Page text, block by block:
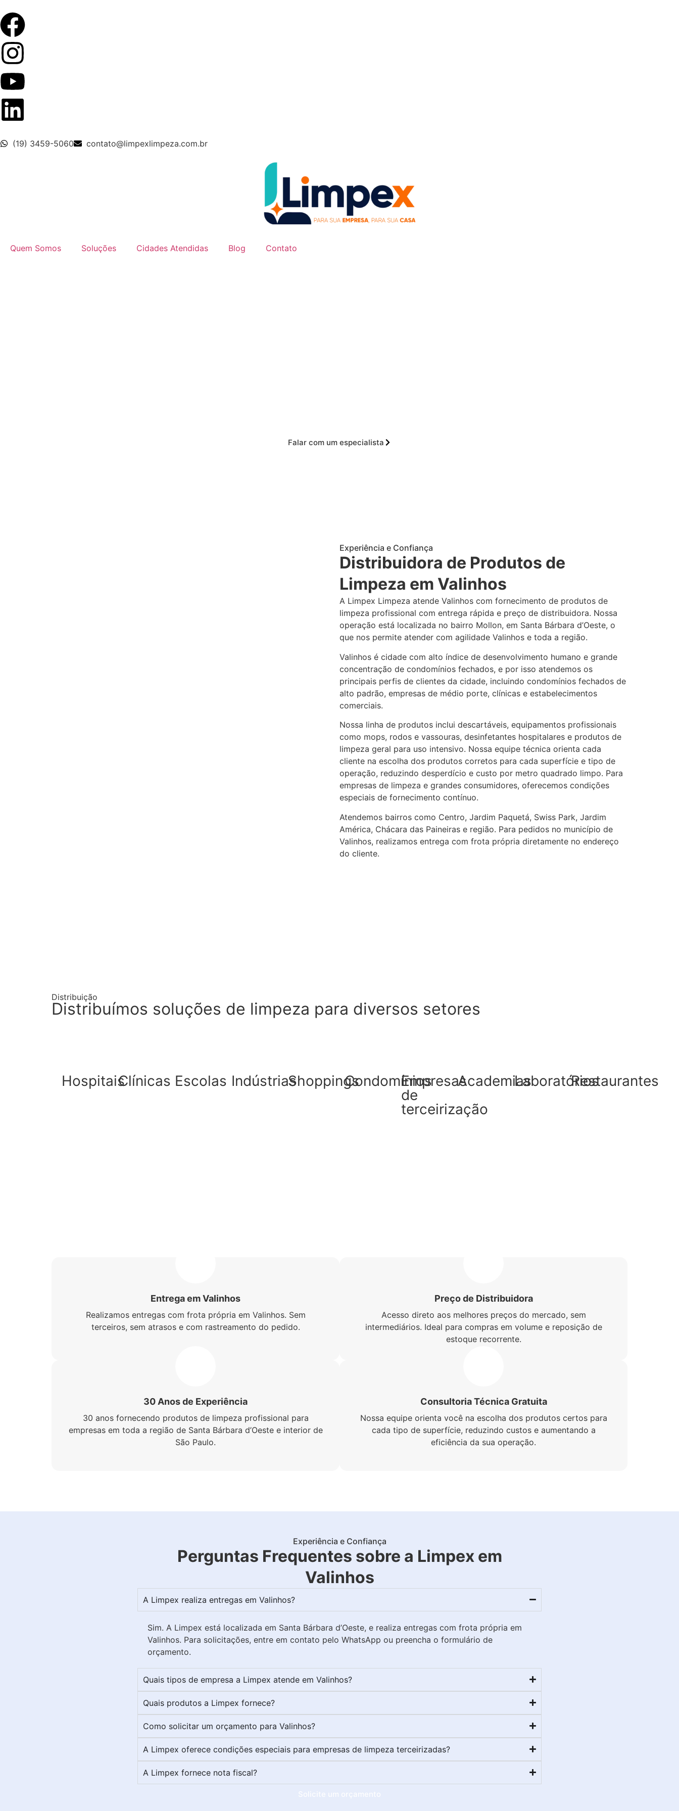
(19) 3459-5060 contato@limpexlimpeza.com.br
Quem Somos Soluções Cidades Atendidas Blog Contato
Falar com um especialista
Experiência e Confiança
Distribuidora de Produtos de
Limpeza em Valinhos
A Limpex Limpeza atende Valinhos com fornecimento de produtos de
limpeza profissional com entrega rápida e preço de distribuidora. Nossa
operação está localizada no bairro Mollon, em Santa Bárbara d’Oeste, o
que nos permite atender com agilidade Valinhos e toda a região.
Valinhos é cidade com alto índice de desenvolvimento humano e grande
concentração de condomínios fechados, e por isso atendemos os
principais perfis de clientes da cidade, incluindo condomínios fechados de
alto padrão, empresas de médio porte, clínicas e estabelecimentos
comerciais.
Nossa linha de produtos inclui descartáveis, equipamentos profissionais
como mops, rodos e vassouras, desinfetantes hospitalares e produtos de
limpeza geral para uso intensivo. Nossa equipe técnica orienta cada
cliente na escolha dos produtos corretos para cada superfície e tipo de
operação, reduzindo desperdício e custo por metro quadrado limpo. Para
empresas de limpeza e grandes consumidores, oferecemos condições
especiais de fornecimento contínuo.
Atendemos bairros como Centro, Jardim Paquetá, Swiss Park, Jardim
América, Chácara das Paineiras e região. Para pedidos no município de
Valinhos, realizamos entrega com frota própria diretamente no endereço
do cliente.
Distribuição
Distribuímos soluções de limpeza para diversos setores
HospitaisClínicas Escolas IndústriasShoppingsCondomíniosEmpresas
de
terceirização
AcademiasLaboratóriosRestaurantes
Entrega em Valinhos
Realizamos entregas com frota própria em Valinhos. Sem
terceiros, sem atrasos e com rastreamento do pedido.
Preço de Distribuidora
Acesso direto aos melhores preços do mercado, sem
intermediários. Ideal para compras em volume e reposição de
estoque recorrente.
30 Anos de Experiência
30 anos fornecendo produtos de limpeza profissional para
empresas em toda a região de Santa Bárbara d’Oeste e interior de
São Paulo.
Consultoria Técnica Gratuita
Nossa equipe orienta você na escolha dos produtos certos para
cada tipo de superfície, reduzindo custos e aumentando a
eficiência da sua operação.
Experiência e Confiança
Perguntas Frequentes sobre a Limpex em
Valinhos
A Limpex realiza entregas em Valinhos?
Sim. A Limpex está localizada em Santa Bárbara d’Oeste, e realiza entregas com frota própria em
Valinhos. Para solicitações, entre em contato pelo WhatsApp ou preencha o formulário de
orçamento.
Quais tipos de empresa a Limpex atende em Valinhos?
Quais produtos a Limpex fornece?
Como solicitar um orçamento para Valinhos?
A Limpex oferece condições especiais para empresas de limpeza terceirizadas?
A Limpex fornece nota fiscal?
Solicite um orçamento